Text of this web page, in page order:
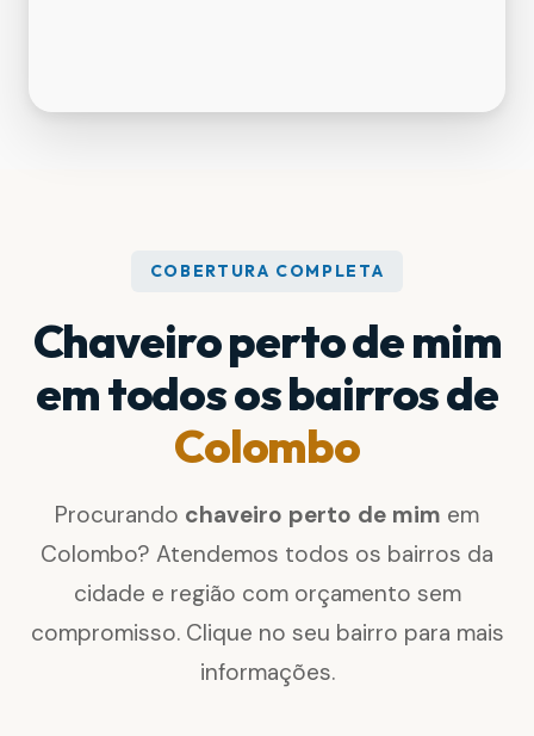
COBERTURA COMPLETA
Chaveiro perto de mim
em todos os bairros de
Colombo
Procurando chaveiro perto de mim em
Colombo? Atendemos todos os bairros da
cidade e região com orçamento sem
compromisso. Clique no seu bairro para mais
informações.